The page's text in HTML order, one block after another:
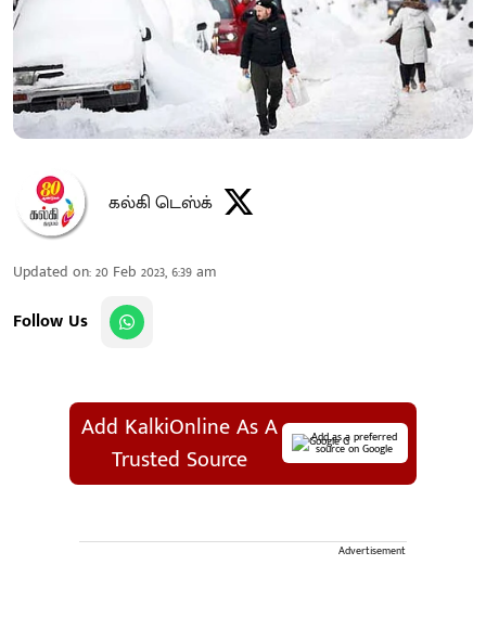
கல்கி டெஸ்க்
Updated on:20 Feb 2023, 6:39 am
Follow Us
Add KalkiOnline As A
Trusted Source
Add as a preferred
source on Google
Advertisement